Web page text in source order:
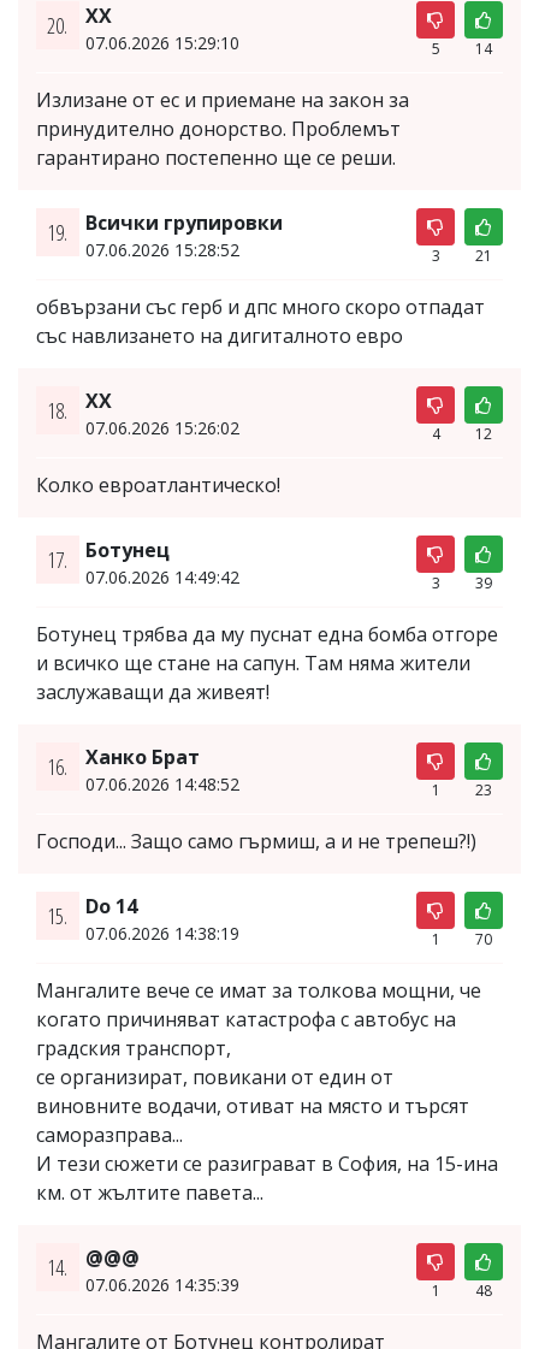
20. XX
07.06.2026 15:29:10 5 14
Излизане от ес и приемане на закон за
принудително донорство. Проблемът
гарантирано постепенно ще се реши.
19. Всички групировки
07.06.2026 15:28:52 3 21
обвързани със герб и дпс много скоро отпадат
със навлизането на дигиталното евро
18. ХХ
07.06.2026 15:26:02 4 12
Колко евроатлантическо!
17. Ботунец
07.06.2026 14:49:42 3 39
Ботунец трябва да му пуснат една бомба отгоре
и всичко ще стане на сапун. Там няма жители
заслужаващи да живеят!
16. Ханко Брат
07.06.2026 14:48:52 1 23
Господи... Защо само гърмиш, а и не трепеш?!)
15. Do 14
07.06.2026 14:38:19 1 70
Мангалите вече се имат за толкова мощни, че
когато причиняват катастрофа с автобус на
градския транспорт,
се организират, повикани от един от
виновните водачи, отиват на място и търсят
саморазправа...
И тези сюжети се разиграват в София, на 15-ина
км. от жълтите павета...
14. @@@
07.06.2026 14:35:39 1 48
Мангалите от Ботунец контролират